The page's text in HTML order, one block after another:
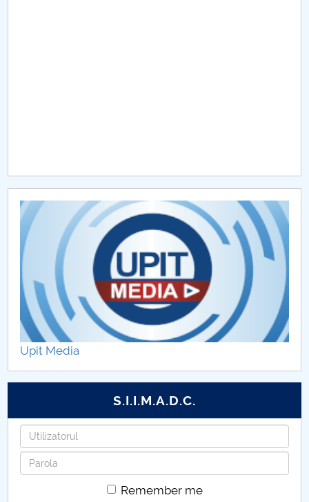
CAR2026
MENIU CANTINA
Hotărâri Senat din 29 ianuarie 2018
Hotărâri Senat din 9 februarie 2018
Hotărâri Senat din 12 martie 2018
Hotărâri Senat 26 martie 2018
Hotărâri Senat din 14 mai 2018
Hotărâri Senat din 25 iunie 2018
hotărâri Senat din 16 iulie 2018
Upit Media
S.I.I.M.A.D.C.
Username
Password
Remember me